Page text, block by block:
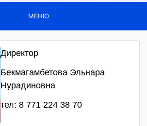
МЕНЮ
Директор
Бекмагамбетова Эльнара
Нурадиновна
тел: 8 771 224 38 70